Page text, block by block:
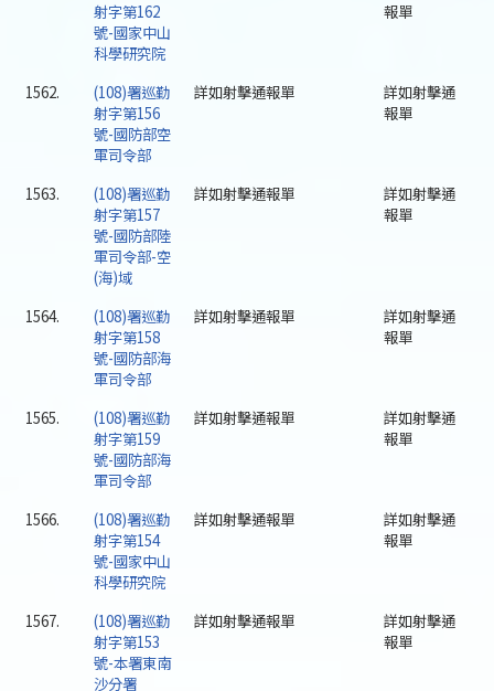
射字第162
號-國家中山
科學研究院
報單
1562.
(108)署巡勤
射字第156
號-國防部空
軍司令部
詳如射擊通報單
詳如射擊通
報單
1563.
(108)署巡勤
射字第157
號-國防部陸
軍司令部-空
(海)域
詳如射擊通報單
詳如射擊通
報單
1564.
(108)署巡勤
射字第158
號-國防部海
軍司令部
詳如射擊通報單
詳如射擊通
報單
1565.
(108)署巡勤
射字第159
號-國防部海
軍司令部
詳如射擊通報單
詳如射擊通
報單
1566.
(108)署巡勤
射字第154
號-國家中山
科學研究院
詳如射擊通報單
詳如射擊通
報單
1567.
(108)署巡勤
射字第153
號-本署東南
沙分署
詳如射擊通報單
詳如射擊通
報單